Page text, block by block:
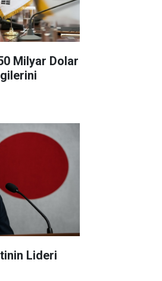
Milyar Dolar
Lideri